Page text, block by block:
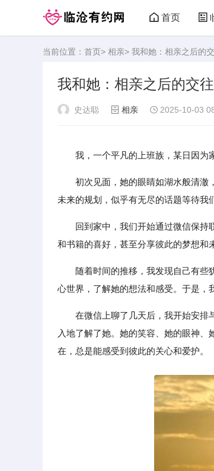
首页
临沧有约网
当前位置： 首页> 相亲> 我和她：相亲之后的
我和她：相亲之后的交
史达聪 相亲 2025-10-03
我，一个平凡的上班族，某日因为
初次见面，她的眼睛如湖水般清澈
未来的规划，似乎有无尽的话题等待我
回到家中，我们开始通过微信保持
和书籍的喜好，甚至分享彼此的梦想和
随着时间的推移，我发现自己有些
心世界，了解她的想法和感受。于是，
在微信上聊了几天后，我开始安排
入地了解了她。她的笑容、她的眼神
在，总是能感受到彼此的关心和爱护。